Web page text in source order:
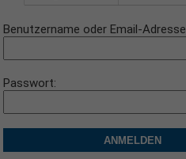
Benutzername oder Email-Adresse
Passwort
ANMELDEN